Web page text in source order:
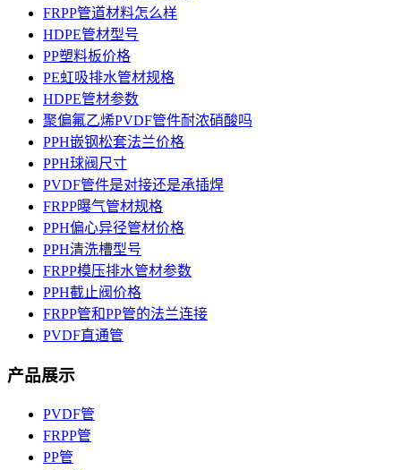
FRPP管道材料怎么样
HDPE管材型号
PP塑料板价格
PE虹吸排水管材规格
HDPE管材参数
聚偏氟乙烯PVDF管件耐浓硝酸吗
PPH嵌钢松套法兰价格
PPH球阀尺寸
PVDF管件是对接还是承插焊
FRPP曝气管材规格
PPH偏心异径管材价格
PPH清洗槽型号
FRPP模压排水管材参数
PPH截止阀价格
FRPP管和PP管的法兰连接
PVDF直通管
产品展示
PVDF管
FRPP管
PP管